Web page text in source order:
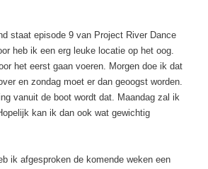
staat episode 9 van Project River Dance
heb ik een erg leuke locatie op het oog.
het eerst gaan voeren. Morgen doe ik dat
en zondag moet er dan geoogst worden.
vanuit de boot wordt dat. Maandag zal ik
kan ik dan ook wat gewichtig
ik afgesproken de komende weken een